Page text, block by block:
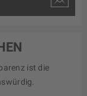
ist die